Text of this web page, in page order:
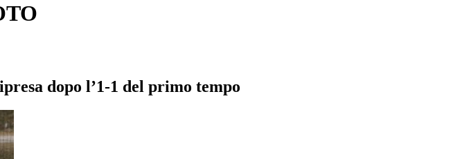
dopo l’1-1 del primo tempo